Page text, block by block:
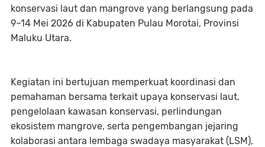
konservasi laut dan mangrove yang berlangsung pada
9–14 Mei 2026 di Kabupaten Pulau Morotai, Provinsi
Maluku Utara.
Kegiatan ini bertujuan memperkuat koordinasi dan
pemahaman bersama terkait upaya konservasi laut,
pengelolaan kawasan konservasi, perlindungan
ekosistem mangrove, serta pengembangan jejaring
kolaborasi antara lembaga swadaya masyarakat (LSM),